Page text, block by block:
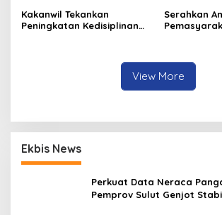
Kakanwil Tekankan
Peningkatan Kedisiplinan
Serahkan
Penuh
View More
Ekbis News
Perkuat Data Neraca
Pemprov Sulut Genjot